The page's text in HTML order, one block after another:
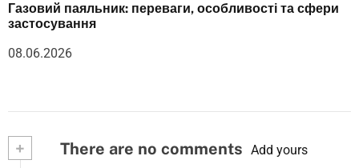
Газовий паяльник: переваги, особливості та сфери
застосування
08.06.2026
+ There are no comments Add yours